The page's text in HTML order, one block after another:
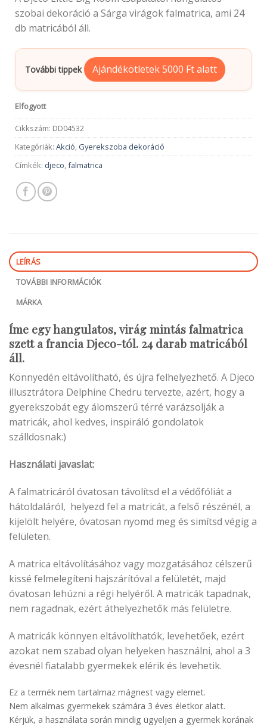
was:
1,490Ft.
is:
1,290Ft.
szobai dekoráció a Sárga virágok falmatrica, ami 24
db matricából áll.
További tippek Ajándékötletek 5000 Ft alatt
Elfogyott
Cikkszám: DD04532
Kategóriák: Akció, Gyerekszoba dekoráció
Címkék: djeco,falmatrica
LEÍRÁS
TOVÁBBI INFORMÁCIÓK
MÁRKA
Íme egy hangulatos, virág mintás falmatrica
szett a francia Djeco-tól. 24 darab matricából
áll.
Könnyedén eltávolítható, és újra felhelyezhető. A Djeco
illusztrátora Delphine Chedru tervezte, azért, hogy a
gyerekszobát egy álomszerű térré varázsolják a
matricák, ahol kedves, inspiráló gondolatok
szálldosnak:)
Használati javaslat:
A falmatricáról óvatosan távolítsd el a védőfóliát a
hátoldaláról, helyezd fel a matricát, a felső részénél, a
kijelölt helyére, óvatosan nyomd meg és simítsd végig a
felületen.
A matrica eltávolításához vagy mozgatásához célszerű
kissé felmelegíteni hajszárítóval a felületét, majd
óvatosan lehúzni a régi helyéről. A matricák tapadnak,
nem ragadnak, ezért áthelyezhetők más felületre.
A matricák könnyen eltávolíthatók, levehetőek, ezért
azokat nem szabad olyan helyeken használni, ahol a 3
évesnél fiatalabb gyermekek elérik és levehetik.
Ez a termék nem tartalmaz mágnest vagy elemet.
Nem alkalmas gyermekek számára 3 éves életkor alatt.
Kérjük, a használata során mindig ügyeljen a gyermek korának